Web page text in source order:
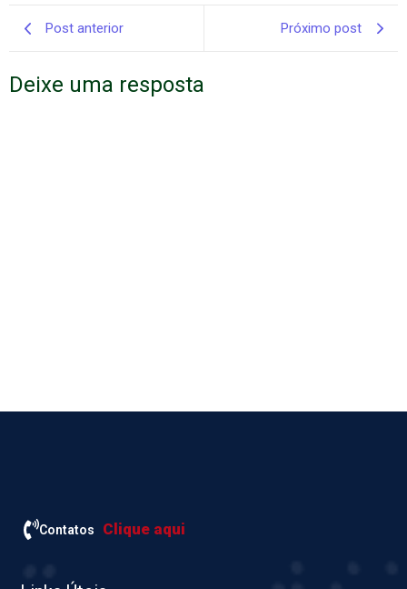
Post anterior Próximo post
Deixe uma resposta
Contatos Clique aqui